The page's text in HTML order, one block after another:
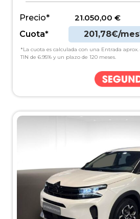
Precio* 21.050,00 €
Cuota*
201,78€/
*La cuota es calculada con una Entrada aprox.
TIN de 6.95% y un plazo de 120 meses.